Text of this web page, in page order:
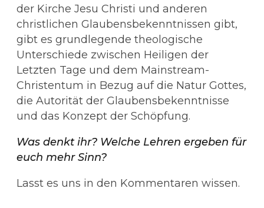
der Kirche Jesu Christi und anderen
christlichen Glaubensbekenntnissen gibt,
gibt es grundlegende theologische
Unterschiede zwischen Heiligen der
Letzten Tage und dem Mainstream-
Christentum in Bezug auf die Natur Gottes,
die Autorität der Glaubensbekenntnisse
und das Konzept der Schöpfung.
Was denkt ihr? Welche Lehren ergeben für
euch mehr Sinn?
Lasst es uns in den Kommentaren wissen.